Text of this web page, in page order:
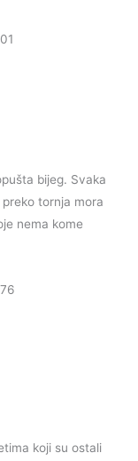
bijeg. Svaka
tornja mora
nema kome
koji su ostali